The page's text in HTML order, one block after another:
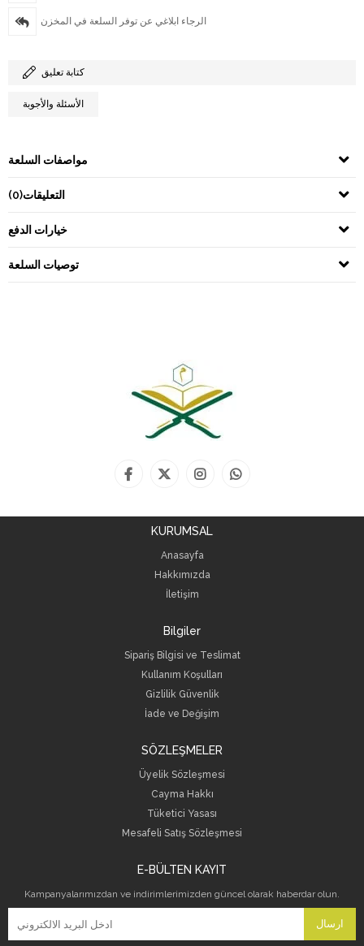
الرجاء ابلاغي عن توفر السلعة في المخزن
كتابة تعليق
الأسئلة والأجوبة
مواصفات السلعة
التعليقات(0)
خيارات الدفع
توصيات السلعة
KURUMSAL
Anasayfa
Hakkımızda
İletişim
Bilgiler
Sipariş Bilgisi ve Teslimat
Kullanım Koşulları
Gizlilik Güvenlik
İade ve Değişim
SÖZLEŞMELER
Üyelik Sözleşmesi
Cayma Hakkı
Tüketici Yasası
Mesafeli Satış Sözleşmesi
E-BÜLTEN KAYIT
Kampanyalarımızdan ve indirimlerimizden güncel olarak haberdar olun.
ارسال